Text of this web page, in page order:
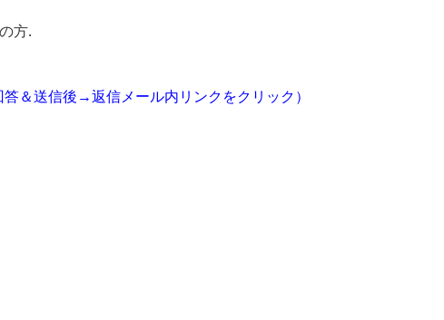
方.
＆送信後→返信メール内リンクをクリック）